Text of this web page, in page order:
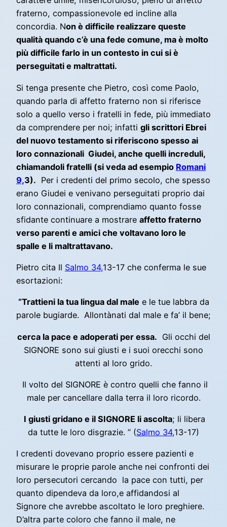
fraterno, compassionevole ed incline alla
concordia. Non è difficile realizzare queste
qualità quando c’è una fede comune, ma è molto
più difficile farlo in un contesto in cui si è
perseguitati e maltrattati.
Si tenga presente che Pietro, così come Paolo,
quando parla di affetto fraterno non si riferisce
solo a quello verso i fratelli in fede, più immediato
da comprendere per noi; infatti gli scrittori Ebrei
del nuovo testamento si riferiscono spesso ai
loro connazionali Giudei, anche quelli increduli,
chiamandoli fratelli (si veda ad esempio Romani
9,3). Per i credenti del primo secolo, che spesso
erano Giudei e venivano perseguitati proprio dai
loro connazionali, comprendiamo quanto fosse
sfidante continuare a mostrare affetto fraterno
verso parenti e amici che voltavano loro le
spalle e li maltrattavano.
Pietro cita Il Salmo 34,13-17 che conferma le sue
esortazioni:
“Trattieni la tua lingua dal male e le tue labbra da
parole bugiarde. Allontànati dal male e fa’ il bene;
cerca la pace e adoperati per essa. Gli occhi del
SIGNORE sono sui giusti e i suoi orecchi sono
attenti al loro grido.
Il volto del SIGNORE è contro quelli che fanno il
male per cancellare dalla terra il loro ricordo.
I giusti gridano e il SIGNORE li ascolta; li libera
da tutte le loro disgrazie. ” (Salmo 34,13-17)
I credenti dovevano proprio essere pazienti e
misurare le proprie parole anche nei confronti dei
loro persecutori cercando la pace con tutti, per
quanto dipendeva da loro,e affidandosi al
Signore che avrebbe ascoltato le loro preghiere.
D’altra parte coloro che fanno il male, ne